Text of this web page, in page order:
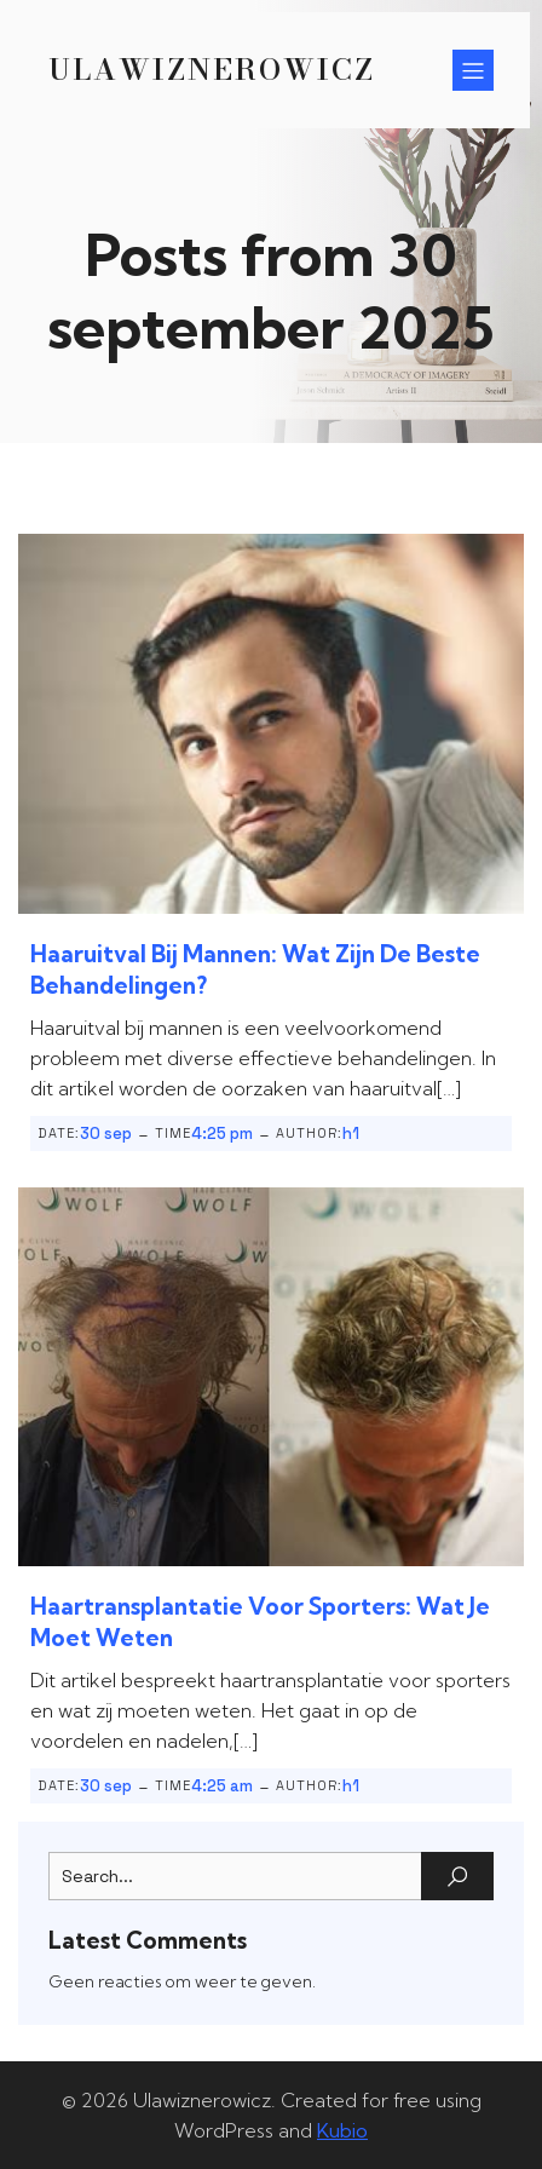
ULAWIZNEROWICZ
Posts from 30
september 2025
Haaruitval Bij Mannen: Wat Zijn De Beste
Behandelingen?
Haaruitval bij mannen is een veelvoorkomend
probleem met diverse effectieve behandelingen. In
dit artikel worden de oorzaken van haaruitval[…]
DATE:30 sep - TIME4:25 pm - AUTHOR:h1
Haartransplantatie Voor Sporters: Wat Je
Moet Weten
Dit artikel bespreekt haartransplantatie voor sporters
en wat zij moeten weten. Het gaat in op de
voordelen en nadelen,[…]
DATE:30 sep - TIME4:25 am - AUTHOR:h1
Latest Comments
Geen reacties om weer te geven.
© 2026 Ulawiznerowicz. Created for free using
WordPress and Kubio